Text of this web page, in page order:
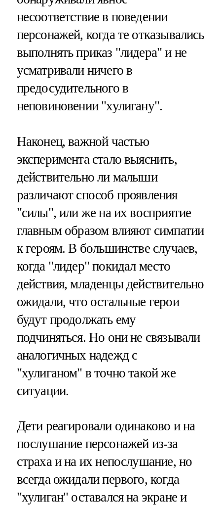
несоответствие в поведении
персонажей, когда те отказывались
выполнять приказ "лидера" и не
усматривали ничего в
предосудительного в
неповиновении "хулигану".
Наконец, важной частью
эксперимента стало выяснить,
действительно ли малыши
различают способ проявления
"силы", или же на их восприятие
главным образом влияют симпатии
к героям. В большинстве случаев,
когда "лидер" покидал место
действия, младенцы действительно
ожидали, что остальные герои
будут продолжать ему
подчиняться. Но они не связывали
аналогичных надежд с
"хулиганом" в точно такой же
ситуации.
Дети реагировали одинаково и на
послушание персонажей из-за
страха и на их непослушание, но
всегда ожидали первого, когда
"хулиган" оставался на экране и